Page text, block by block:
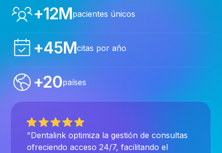
+12Mpacientes únicos
+45Mcitas por año
+20países
"Dentalink optimiza la gestión de consultas
ofreciendo acceso 24/7, facilitando el